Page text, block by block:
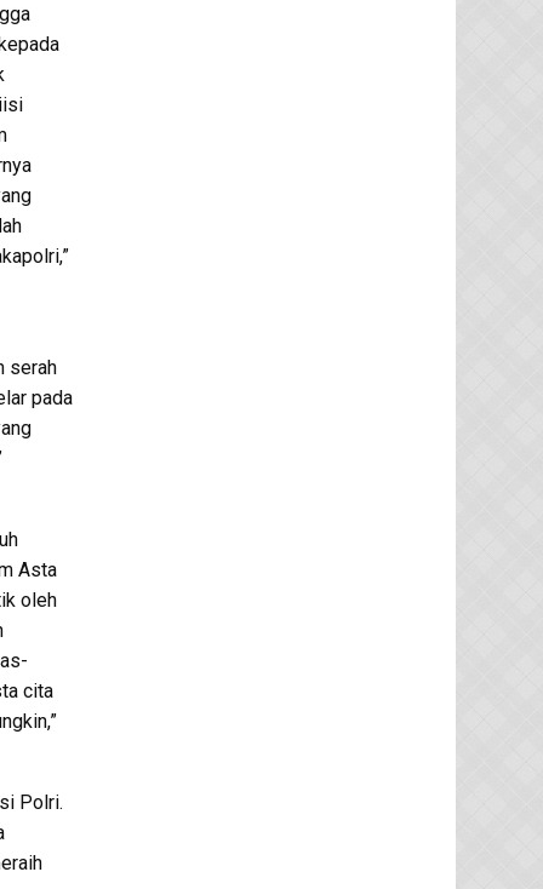
serah
pada
Asta
oleh
cita
Polri.